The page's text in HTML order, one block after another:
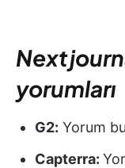
yorumları
G2: Yorum
Capterra: